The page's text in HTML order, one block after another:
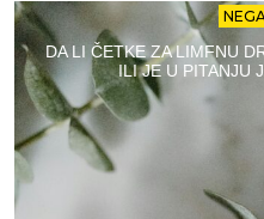
DA LI ČETKE ZA LIMFNU
ILI JE U PITANJU